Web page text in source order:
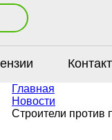
Главная
Новости
Строители против